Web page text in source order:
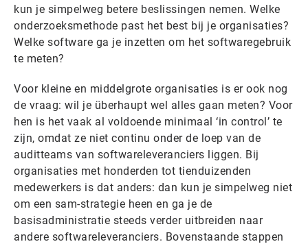
kun je simpelweg betere beslissingen nemen. Welke
onderzoeksmethode past het best bij je organisaties?
Welke software ga je inzetten om het softwaregebruik
te meten?
Voor kleine en middelgrote organisaties is er ook nog
de vraag: wil je überhaupt wel alles gaan meten? Voor
hen is het vaak al voldoende minimaal ‘in control’ te
zijn, omdat ze niet continu onder de loep van de
auditteams van softwareleveranciers liggen. Bij
organisaties met honderden tot tienduizenden
medewerkers is dat anders: dan kun je simpelweg niet
om een sam-strategie heen en ga je de
basisadministratie steeds verder uitbreiden naar
andere softwareleveranciers. Bovenstaande stappen